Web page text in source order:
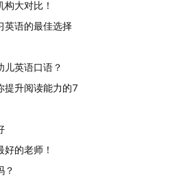
大对比！
英语的最佳选择
儿英语口语？
提升阅读能力的7
的老师！
？